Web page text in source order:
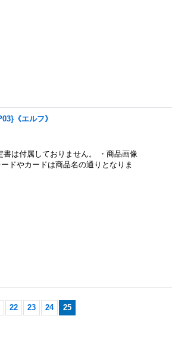
《エルフ》
書は付属しておりません。 ・商品画像
ドやカードは商品名の通りとなりま
22 23 24 25